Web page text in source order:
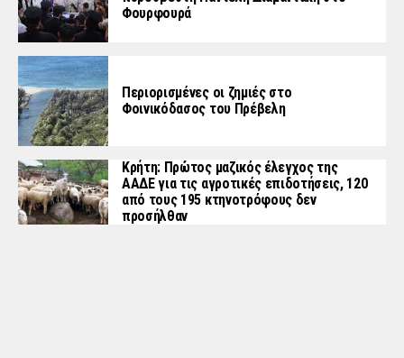
Φουρφουρά
Περιορισμένες οι ζημιές στο
Φοινικόδασος του Πρέβελη
Κρήτη: Πρώτος μαζικός έλεγχος της
ΑΑΔΕ για τις αγροτικές επιδοτήσεις, 120
από τους 195 κτηνοτρόφους δεν
προσήλθαν